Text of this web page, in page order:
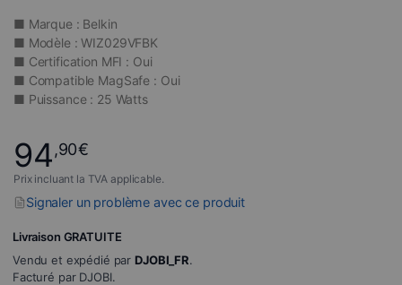
■ Marque : Belkin
■ Modèle : WIZ029VFBK
■ Certification MFI : Oui
■ Compatible MagSafe : Oui
■ Puissance : 25 Watts
94,90€
Prix incluant la TVA applicable.
Signaler un problème avec ce produit
Livraison GRATUITE
Vendu et expédié parDJOBI_FR.
Facturé par DJOBI.